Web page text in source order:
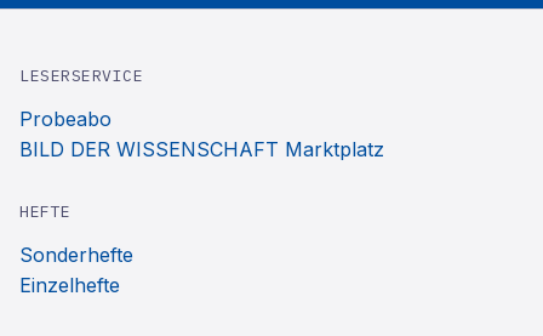
LESERSERVICE
Probeabo
BILD DER WISSENSCHAFT Marktplatz
HEFTE
Sonderhefte
Einzelhefte